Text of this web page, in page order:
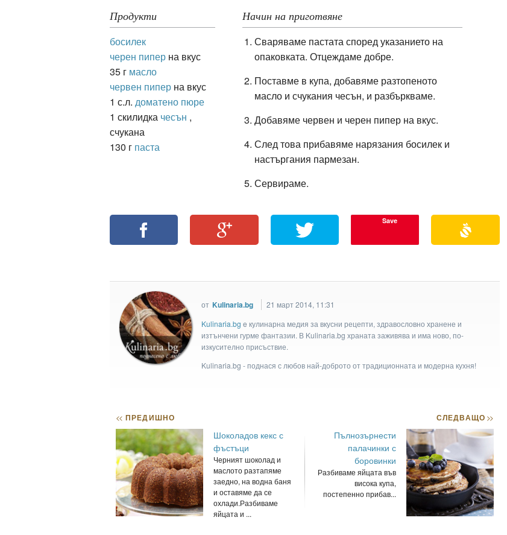
Продукти
босилек
черен пипер на вкус
35 г масло
червен пипер на вкус
1 с.л. доматено пюре
1 скилидка чесън ,
счукана
130 г паста
Начин на приготвяне
Сваряваме пастата според указанието на
опаковката. Отцеждаме добре.
Поставме в купа, добавяме разтопеното
масло и счукания чесън, и разбъркваме.
Добавяме червен и черен пипер на вкус.
След това прибавяме нарязания босилек и
настъргания пармезан.
Сервираме.
Save
от Kulinaria.bg
21 март 2014, 11:31
Kulinaria.bg e кулинарна медия за вкусни рецепти, здравословно хранене и
изтънчени гурме фантазии. В Kulinaria.bg храната заживява и има ново, по-
изкусително присъствие.
Kulinaria.bg - поднася с любов най-доброто от традиционната и модерна кухня!
<< ПРЕДИШНО
Шоколадов кекс с
фъстъци
Черният шоколад и
маслото разтапяме
заедно, на водна баня
и оставяме да се
охлади.Разбиваме
яйцата и ...
СЛЕДВАЩО>>
Пълнозърнести
палачинки с
боровинки
Разбиваме яйцата във
висока купа,
постепенно прибав...